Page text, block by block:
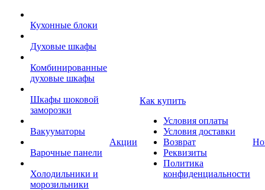
Кухонные блоки
Духовые шкафы
Комбинированные
духовые шкафы
Шкафы шоковой
заморозки
Вакууматоры
Варочные панели
Холодильники и
морозильники
Акции
Как купить
Условия оплаты
Условия доставки
Возврат
Реквизиты
Политика
конфиденциальности